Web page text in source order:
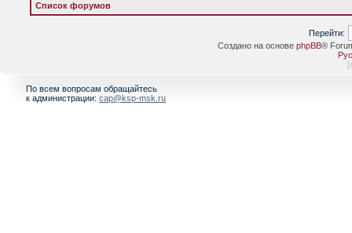
Список форумов
Перейти:
Создано на основе phpBB®
[
По всем вопросам обращайтесь
к администрации: cap@ksp-msk.ru